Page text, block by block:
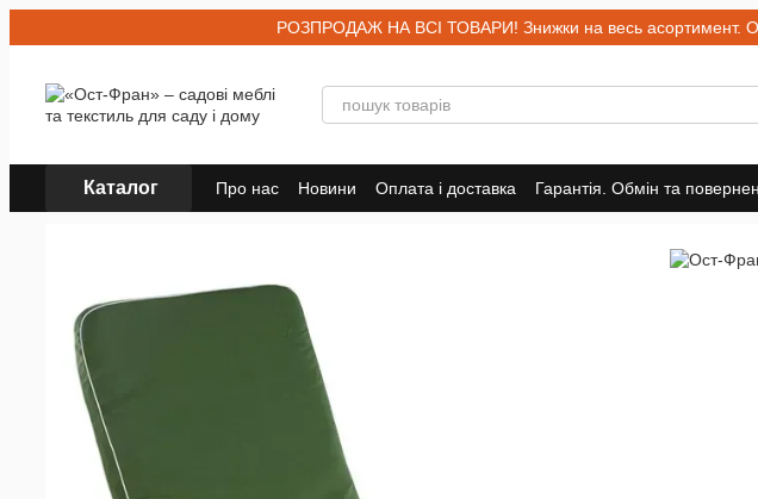
РОЗПРОДАЖ НА ВСІ ТОВАРИ! Знижки на весь асортимент.
Каталог Про нас Новини Оплата і доставка Гарантія. Обмін та
Договір публічної оферти